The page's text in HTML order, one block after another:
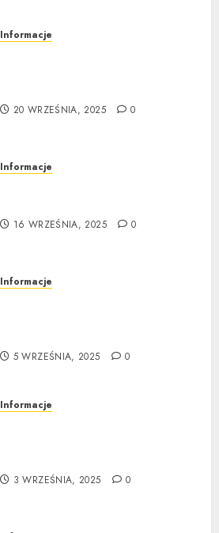
Informacje
20 WRZEŚNIA, 2025 0
Informacje
16 WRZEŚNIA, 2025 0
Informacje
5 WRZEŚNIA, 2025 0
Informacje
3 WRZEŚNIA, 2025 0